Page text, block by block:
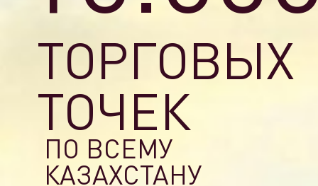
TOPГОВЫХ
ТОЧЕК
ПО ВСЕМУ
КАЗАХСТАНУ